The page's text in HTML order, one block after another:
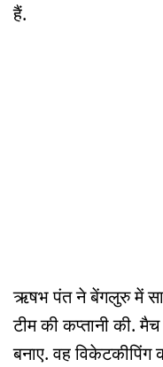
हैं.
ऋषभ पंत ने बेंगलुरु में
टीम की कप्तानी की.
बनाए. वह